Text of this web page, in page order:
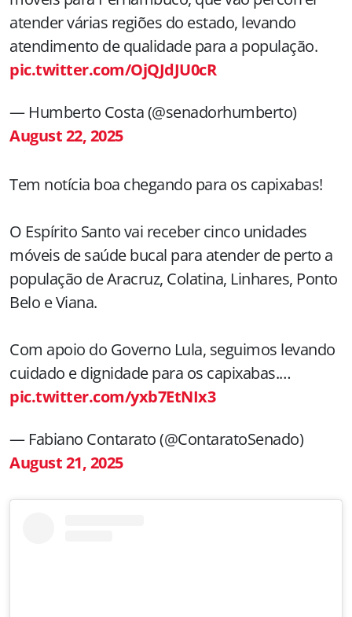
atender várias regiões do estado, levando
atendimento de qualidade para a população.
pic.twitter.com/OjQJdJU0cR
— Humberto Costa (@senadorhumberto)
August 22, 2025
Tem notícia boa chegando para os capixabas!
O Espírito Santo vai receber cinco unidades
móveis de saúde bucal para atender de perto a
população de Aracruz, Colatina, Linhares, Ponto
Belo e Viana.
Com apoio do Governo Lula, seguimos levando
cuidado e dignidade para os capixabas.…
pic.twitter.com/yxb7EtNIx3
— Fabiano Contarato (@ContaratoSenado)
August 21, 2025